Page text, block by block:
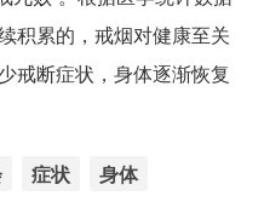
积累的，戒烟对健康至关
戒断症状，身体逐渐恢复
症状 身体